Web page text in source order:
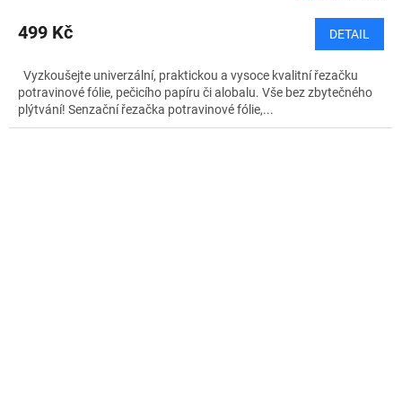
499 Kč DETAIL
Vyzkoušejte univerzální, praktickou a vysoce kvalitní řezačku
potravinové fólie, pečicího papíru či alobalu. Vše bez zbytečného
plýtvání! Senzační řezačka potravinové fólie,...